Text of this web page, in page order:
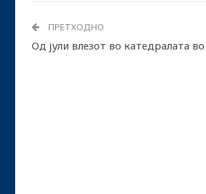
ПРЕТХОДНО
Од јули влезот во катедралата